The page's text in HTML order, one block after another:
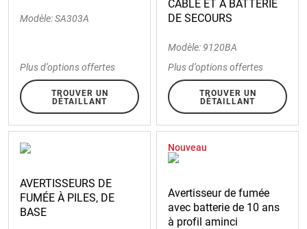
Modèle: SA303A
Plus d’options offertes
TROUVER UN
DÉTAILLANT
CÂBLÉ ET À BATTERIE
DE SECOURS
Modèle: 9120BA
Plus d’options offertes
TROUVER UN
DÉTAILLANT
AVERTISSEURS DE
FUMÉE À PILES, DE
BASE
Nouveau
Avertisseur de fumée
avec batterie de 10 ans
à profil aminci